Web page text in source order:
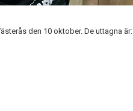
den 10 oktober. De uttagna är: